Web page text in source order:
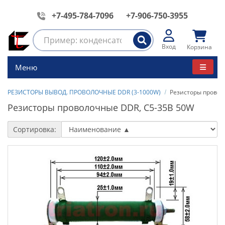
+7-495-784-7096 +7-906-750-3955
Вход Корзина
Меню
РЕЗИСТОРЫ ВЫВОД. ПРОВОЛОЧНЫЕ DDR (3-1000W) Резисторы
Резисторы проволочные DDR, С5-35В 50W
Сортировка: